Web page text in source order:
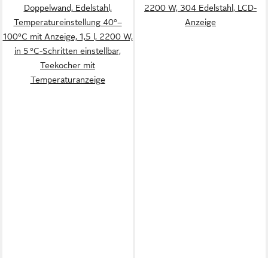
Doppelwand, Edelstahl,
Temperatureinstellung 40°–
100°C mit Anzeige, 1,5 l, 2200 W,
in 5 °C-Schritten einstellbar,
Teekocher mit
Temperaturanzeige
2200 W, 304 Edelstahl, LCD-
Anzeige